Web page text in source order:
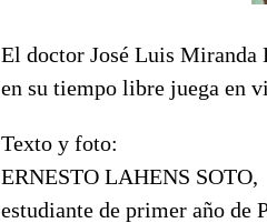
El doctor José Luis Miranda
en su tiempo libre juega en
Texto y foto:
ERNESTO LAHENS SOTO,
estudiante de primer año de